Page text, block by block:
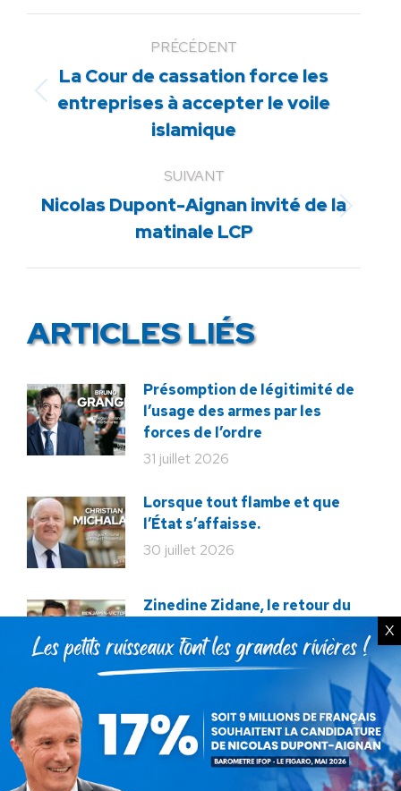
PRÉCÉDENT
Article
précédent
:
La Cour de cassation force les
entreprises à accepter le voile
islamique
SUIVANT
Article
suivant
Nicolas Dupont-Aignan invité de la
matinale LCP
ARTICLES LIÉS
Présomption de légitimité de
l’usage des armes par les
forces de l’ordre
31 juillet 2026
Lorsque tout flambe et que
l’État s’affaisse.
30 juillet 2026
Zinedine Zidane, le retour du
destin à sa plus grande
légende
La liberté ou la Mort
20 juillet 2026
X